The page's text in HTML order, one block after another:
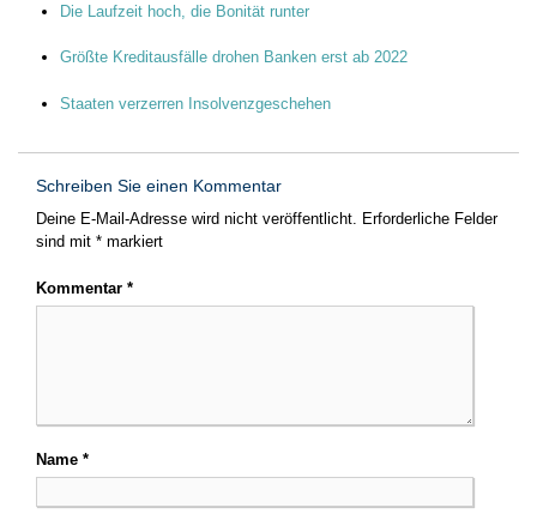
Die Laufzeit hoch, die Bonität runter
Größte Kreditausfälle drohen Banken erst ab 2022
Staaten verzerren Insolvenzgeschehen
Schreiben Sie einen Kommentar
Deine E-Mail-Adresse wird nicht veröffentlicht. Erforderliche Felder
sind mit * markiert
Kommentar *
Name *